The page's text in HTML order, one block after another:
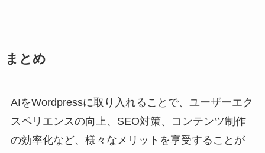
まとめ
AIをWordpressに取り入れることで、ユーザーエク
スペリエンスの向上、SEO対策、コンテンツ制作
の効率化など、様々なメリットを享受することが